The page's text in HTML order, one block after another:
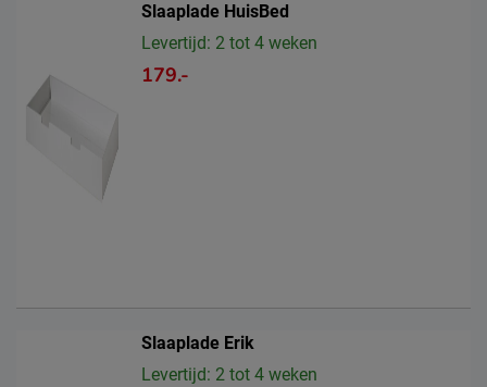
Slaaplade HuisBed
Levertijd: 2 tot 4 weken
179.-
Slaaplade Erik
Levertijd: 2 tot 4 weken